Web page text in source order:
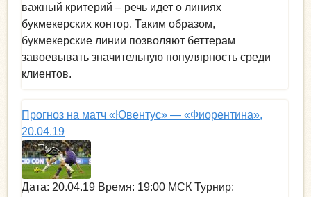
важный критерий – речь идет о линиях
букмекерских контор. Таким образом,
букмекерские линии позволяют беттерам
завоевывать значительную популярность среди
клиентов.
Прогноз на матч «Ювентус» — «Фиорентина»,
20.04.19
Дата: 20.04.19 Время: 19:00 МСК Турнир: